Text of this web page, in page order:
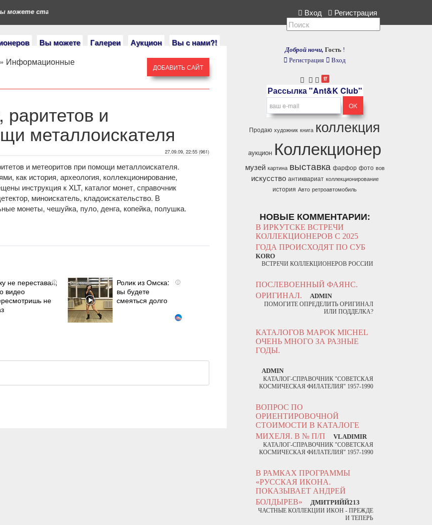
Вы можете Галереи Аукцион Вы с нами?!
можете стать героями нашего портала. Если у вас есть коллекция, расскажите нам. Вход Регистрация
» Информационные
ДОБАВИТЬ САЙТ
и
металлоискателя
27.09.09, 22:55 (961)
и метеоритов при помощи металлоискателя.
как история, археология, коллекционирование,
инструкция к XLT, каталог монет, справочник
миноискатель, кладоискательство. В
монеты, чешуйка, пуло, денга, копейка, полушка.
i
не переставая,
видео
не
i
Ролик из Омска:
вы будете
смеяться долго
Доброй ночи, Гость !
Регистрация
Вход
Рассылка "Ant&K Club"
Продаю художник книга коллекция
аукцион Коллекционер
музей картина выставка фарфор фото вов
искусство антиквариат коллекционирование
история Авто ретроавтомобиль
НОВЫЕ КОММЕНТАРИИ:
В ИРКУТСКЕ ВСТРЕЧИ
КОЛЛЕКЦИОНЕРОВ С 2025
ГОДА ПРОИСХОДЯТ ПО СУБ
KORO
ВСТРЕЧИ КОЛЛЕКЦИОНЕРОВ РОССИИ
ПОСЛЕВОЕННЫЙ ФАЯНС.
ОРИГИНАЛ.
ADMIN
ПОМОГИТЕ ОПРЕДЕЛИТЬ ОРИГИНАЛ
ИЛИ ПОДДЕЛКА?
КАТАЛОГОВ МАРОК MICHEL
ОЧЕНЬ МНОГО ЗА РАЗНЫЕ
ГОДЫ.
ADMIN
КАТАЛОГ-СПРАВОЧНИК "СОВЕТСКАЯ
КОСМИЧЕСКАЯ ФИЛАТЕЛИЯ" 1957-1990
ВОПРОС ПО
ОРИЕНТИРОВОЧНОЙ
СТОИМОСТИ В КАТАЛОГЕ
МИХЕЛЯ. В № П/П
VLADIMIR
КАТАЛОГ-СПРАВОЧНИК "СОВЕТСКАЯ
КОСМИЧЕСКАЯ ФИЛАТЕЛИЯ" 1957-1990
В РАМКАХ ПРОГРАММЫ
«РУССКАЯ ИКОНА.
ПОКАЗЫВАЕТ АНДРЕЙ
БОЛДЫРЕВ»
ДМИТРИЙЙ213
ЧАСТНЫЕ КОЛЛЕКЦИИ ИКОН - ПРЕЖДЕ
И ТЕПЕРЬ